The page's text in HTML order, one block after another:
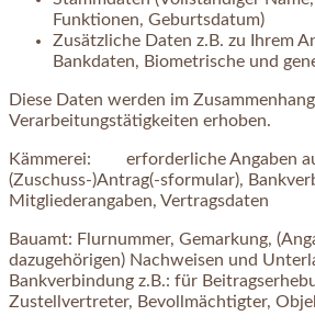
Funktionen, Geburtsdatum)
Zusätzliche Daten z.B. zu Ihrem
Bankdaten, Biometrische und
Diese Daten werden im
Verarbeitungstätigkeiten erhoben.
Kämmerei: erforderliche Angaben
(Zuschuss-)Antrag(-sformular),
Mitgliederangaben, Vertragsdaten
Bauamt: Flurnummer, Gemarkung,
dazugehörigen) Nachweisen und
Bankverbindung z.B.: für
Zustellvertreter, Bevollmächtigter,